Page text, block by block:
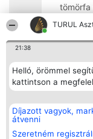
TURUL
21:38
Helló, örömmel
kattintson a
Díjazott vagyok,
átvenni
Szeretném
tömörfa
8.1
Rangsorszervező
SC Beautiful Company S.R.L.
Bulevardul Aleea Timișul De
4, Ap. 13
Bukarest 53-238
tel: +363 033 425 71